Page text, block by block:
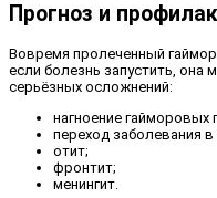
Прогноз и
Вовремя пролеченный
если болезнь запустить, она
серьёзных осложнений:
нагноение гайморовых
переход заболевания
отит;
фронтит;
менингит.